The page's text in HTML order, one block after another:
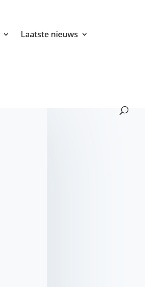
Laatste nieuws